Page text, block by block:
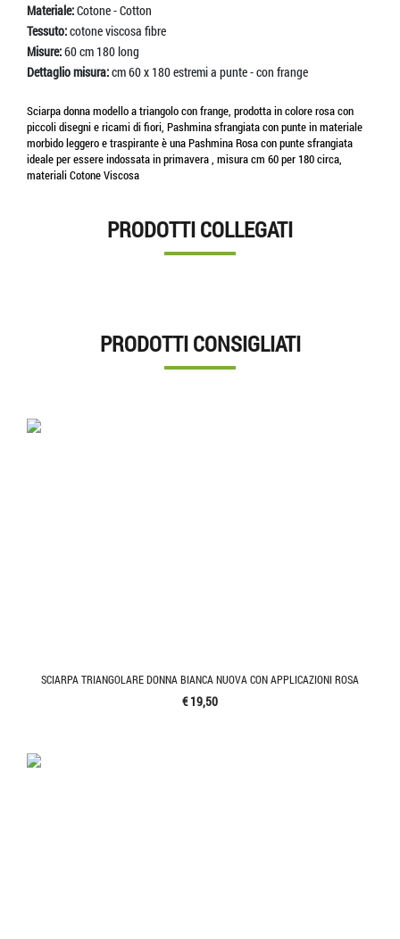
Materiale:Cotone - Cotton
Tessuto:cotone viscosa fibre
Misure:60 cm 180 long
Dettaglio misura:cm 60 x 180 estremi a punte - con frange
Sciarpa donna modello a triangolo con frange, prodotta in colore rosa con
piccoli disegni e ricami di fiori, Pashmina sfrangiata con punte in materiale
morbido leggero e traspirante è una Pashmina Rosa con punte sfrangiata
ideale per essere indossata in primavera , misura cm 60 per 180 circa,
materiali Cotone Viscosa
PRODOTTI COLLEGATI
PRODOTTI CONSIGLIATI
SCIARPA TRIANGOLARE DONNA BIANCA NUOVA CON APPLICAZIONI ROSA
€ 19,50